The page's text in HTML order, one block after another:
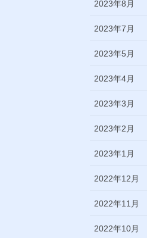
2023年8月
2023年7月
2023年5月
2023年4月
2023年3月
2023年2月
2023年1月
2022年12月
2022年11月
2022年10月